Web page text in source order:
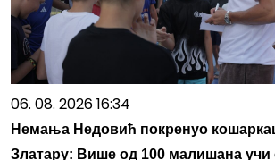
06. 08. 2026 16:34
Немања Недовић покренуо
Златару: Више од 100 малишана учи